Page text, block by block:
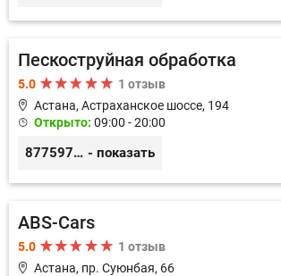
Пескоструйная обработка
5.0
1 отзыв
Астана, Астраханское шоссе, 194
Открыто: 09:00 - 20:00
87759776643 - показать
ABS-Cars
5.0
1 отзыв
Астана, пр. Суюнбая, 66